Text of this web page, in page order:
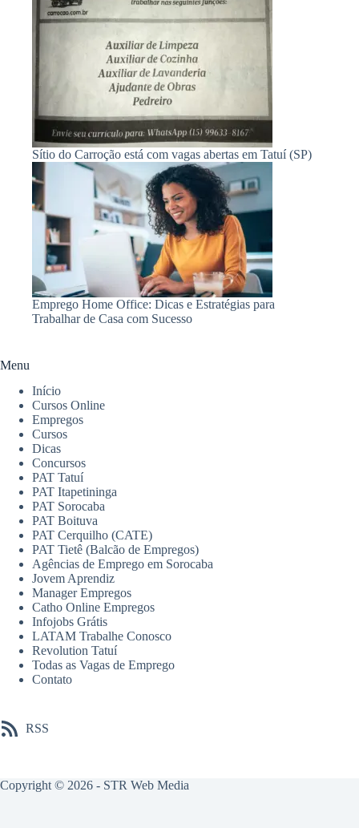
Sítio do Carroção está com vagas abertas em Tatuí (SP)
Emprego Home Office: Dicas e Estratégias para
Trabalhar de Casa com Sucesso
Menu
Início
Cursos Online
Empregos
Cursos
Dicas
Concursos
PAT Tatuí
PAT Itapetininga
PAT Sorocaba
PAT Boituva
PAT Cerquilho (CATE)
PAT Tietê (Balcão de Empregos)
Agências de Emprego em Sorocaba
Jovem Aprendiz
Manager Empregos
Catho Online Empregos
Infojobs Grátis
LATAM Trabalhe Conosco
Revolution Tatuí
Todas as Vagas de Emprego
Contato
RSS
Copyright © 2026 - STR Web Media